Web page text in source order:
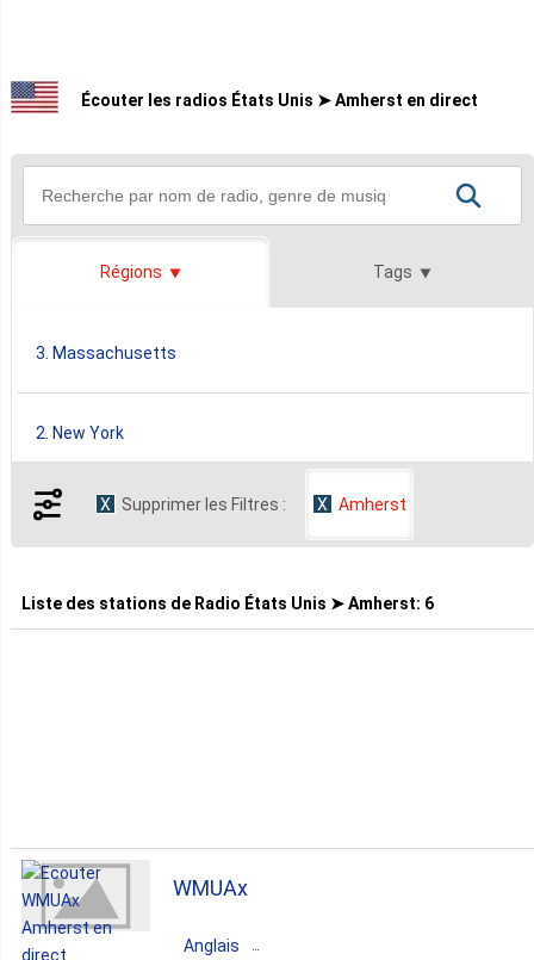
Écouter les radios États Unis ➤ Amherst en direct
Régions Tags
3. Massachusetts
2. New York
1. Virginia Supprimer les Filtres : Amherst
Liste des stations de Radio États Unis ➤ Amherst: 6
WMUAx
Anglais